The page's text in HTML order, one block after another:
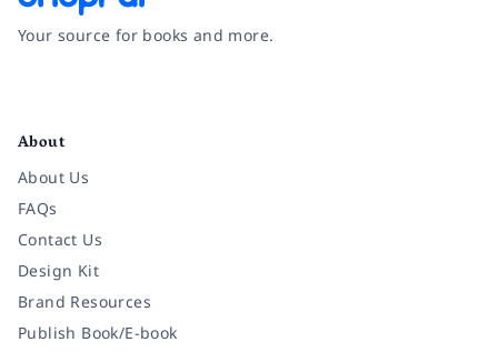
Your source for books and more.
About
About Us
FAQs
Contact Us
Design Kit
Brand Resources
Publish Book/E-book